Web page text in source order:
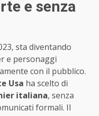
e senza
sta diventando
e personaggi
con il pubblico.
Usa ha scelto di
italiana, senza
formali. Il